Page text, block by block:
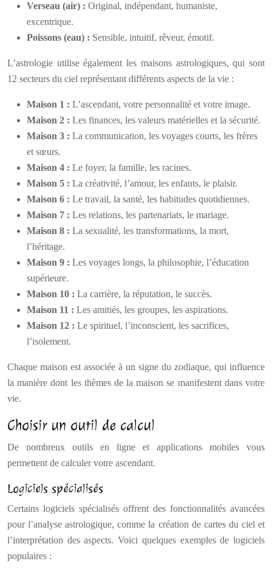
Verseau (air) : Original, indépendant, humaniste,
excentrique.
Poissons (eau) : Sensible, intuitif, rêveur, émotif.
L’astrologie utilise également les maisons astrologiques, qui sont
12 secteurs du ciel représentant différents aspects de la vie :
Maison 1 : L’ascendant, votre personnalité et votre image.
Maison 2 : Les finances, les valeurs matérielles et la sécurité.
Maison 3 : La communication, les voyages courts, les frères
et sœurs.
Maison 4 : Le foyer, la famille, les racines.
Maison 5 : La créativité, l’amour, les enfants, le plaisir.
Maison 6 : Le travail, la santé, les habitudes quotidiennes.
Maison 7 : Les relations, les partenariats, le mariage.
Maison 8 : La sexualité, les transformations, la mort,
l’héritage.
Maison 9 : Les voyages longs, la philosophie, l’éducation
supérieure.
Maison 10 : La carrière, la réputation, le succès.
Maison 11 : Les amitiés, les groupes, les aspirations.
Maison 12 : Le spirituel, l’inconscient, les sacrifices,
l’isolement.
Chaque maison est associée à un signe du zodiaque, qui influence
la manière dont les thèmes de la maison se manifestent dans votre
vie.
Choisir un outil de calcul
De nombreux outils en ligne et applications mobiles vous
permettent de calculer votre ascendant.
Logiciels spécialisés
Certains logiciels spécialisés offrent des fonctionnalités avancées
pour l’analyse astrologique, comme la création de cartes du ciel et
l’interprétation des aspects. Voici quelques exemples de logiciels
populaires :